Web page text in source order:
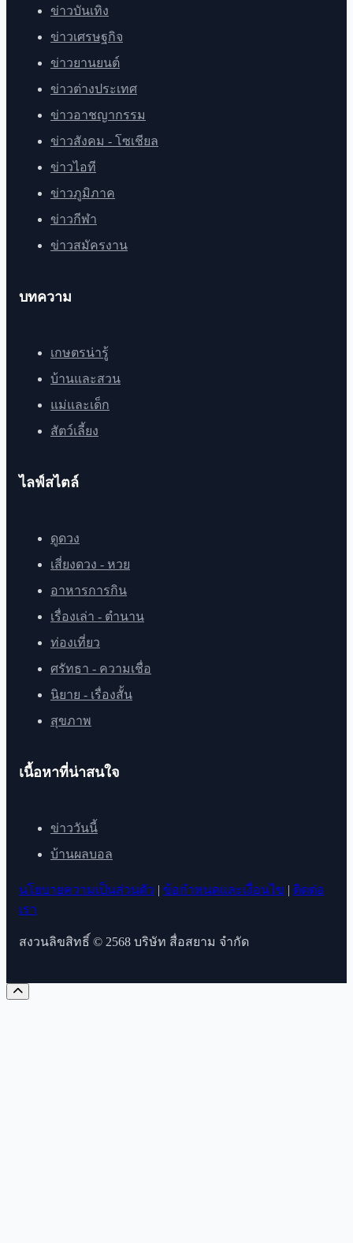
ข่าวบันเทิง
ข่าวเศรษฐกิจ
ข่าวยานยนต์
ข่าวต่างประเทศ
ข่าวอาชญากรรม
ข่าวสังคม - โซเชียล
ข่าวไอที
ข่าวภูมิภาค
ข่าวกีฬา
ข่าวสมัครงาน
บทความ
เกษตรน่ารู้
บ้านและสวน
แม่และเด็ก
สัตว์เลี้ยง
ไลฟ์สไตล์
ดูดวง
เสี่ยงดวง - หวย
อาหารการกิน
เรื่องเล่า - ตำนาน
ท่องเที่ยว
ศรัทธา - ความเชื่อ
นิยาย - เรื่องสั้น
สุขภาพ
เนื้อหาที่น่าสนใจ
ข่าววันนี้
บ้านผลบอล
นโยบายความเป็นส่วนตัว ข้อกำหนดและเงื่อนไข
ติดต่อ
เรา
สงวนลิขสิทธิ์ © 2568 บริษัท สื่อสยาม จำกัด